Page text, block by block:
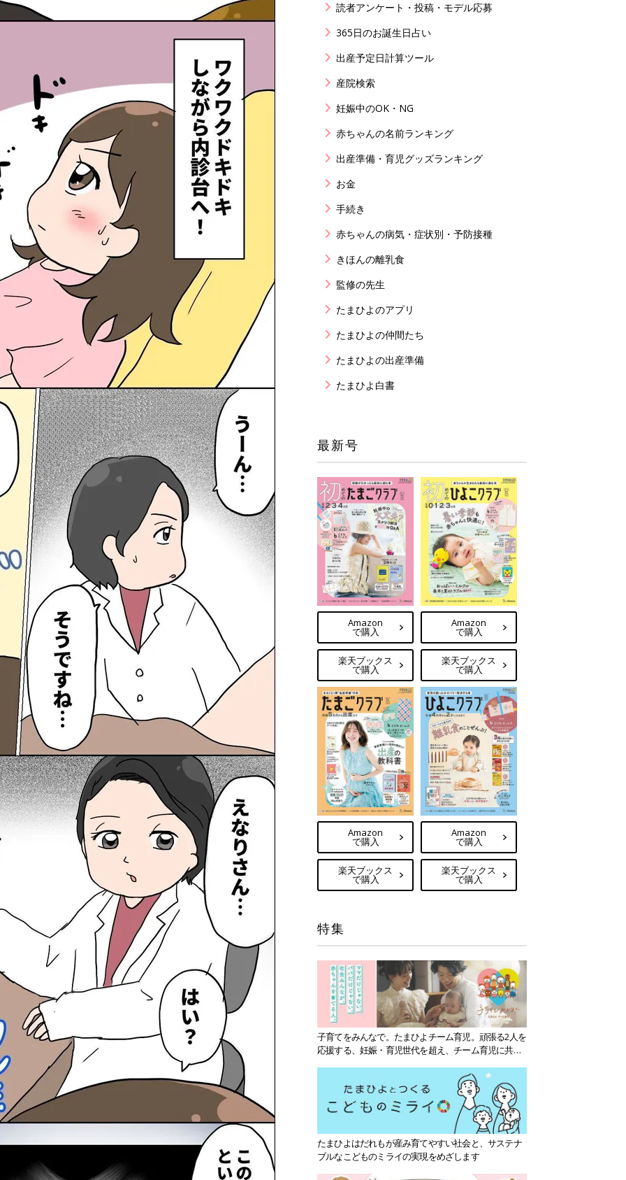
読者アンケート・投稿・モデル応募
365日のお誕生日占い
出産予定日計算ツール
産院検索
妊娠中のOK・NG
赤ちゃんの名前ランキング
出産準備・育児グッズランキング
お金
手続き
赤ちゃんの病気・症状別・予防接種
きほんの離乳食
監修の先生
たまひよのアプリ
たまひよの仲間たち
たまひよの出産準備
たまひよ白書
最新号
Amazon
で購入
楽天ブックス
で購入
Amazon
で購入
楽天ブックス
で購入
Amazon
で購入
楽天ブックス
で購入
Amazon
で購入
楽天ブックス
で購入
特集
子育てをみんなで。たまひよチーム育児。頑張る2人を
応援する、妊娠・育児世代を超え、チーム育児に共感
たまひよはだれもが産み育てやすい社会と、サステナ
ブルなこどものミライの実現をめざします